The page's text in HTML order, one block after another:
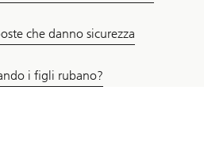
che danno sicurezza
i figli rubano?